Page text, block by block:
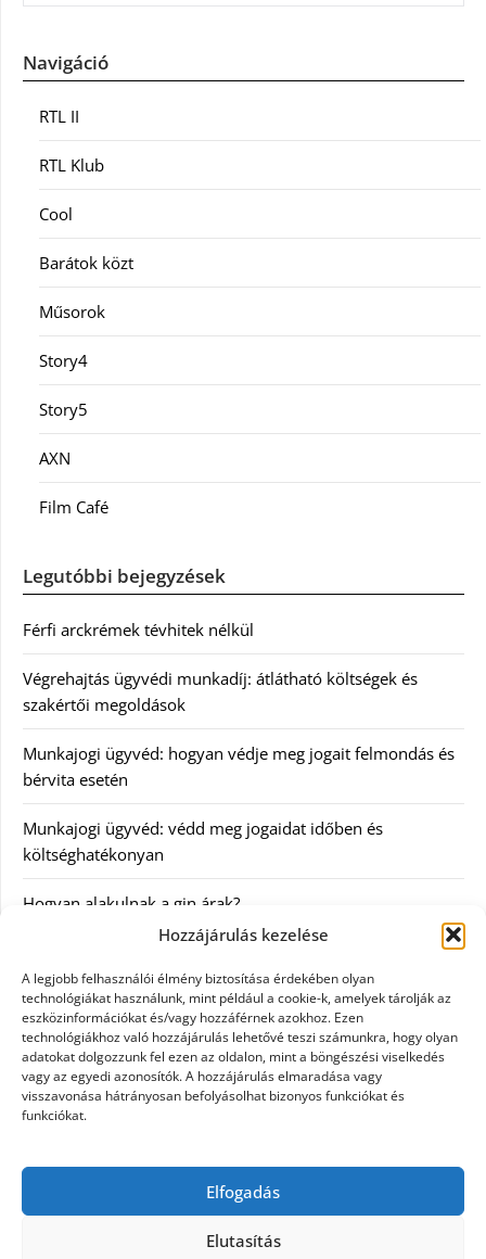
Hozzájárulás kezelése
A legjobb felhasználói élmény biztosítása érdekében olyan
technológiákat használunk, mint például a cookie-k, amelyek tárolják az
eszközinformációkat és/vagy hozzáférnek azokhoz. Ezen
technológiákhoz való hozzájárulás lehetővé teszi számunkra, hogy olyan
adatokat dolgozzunk fel ezen az oldalon, mint a böngészési viselkedés
vagy az egyedi azonosítók. A hozzájárulás elmaradása vagy
visszavonása hátrányosan befolyásolhat bizonyos funkciókat és
funkciókat.
Elfogadás
Elutasítás
Navigáció
RTL II
RTL Klub
Cool
Barátok közt
Műsorok
Story4
Story5
AXN
Film Café
Legutóbbi bejegyzések
Férfi arckrémek tévhitek nélkül
Végrehajtás ügyvédi munkadíj: átlátható költségek és
szakértői megoldások
Munkajogi ügyvéd: hogyan védje meg jogait felmondás és
bérvita esetén
Munkajogi ügyvéd: védd meg jogaidat időben és
költséghatékonyan
Hogyan alakulnak a gin árak?
Kategóriák
Egészség
Hírek
Internet
Szolgáltatás
Webáruház